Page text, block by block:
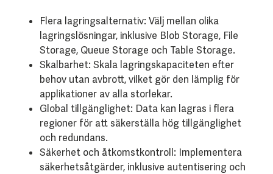
Flera lagringsalternativ: Välj mellan olika
lagringslösningar, inklusive Blob Storage, File
Storage, Queue Storage och Table Storage.
Skalbarhet: Skala lagringskapaciteten efter
behov utan avbrott, vilket gör den lämplig för
applikationer av alla storlekar.
Global tillgänglighet: Data kan lagras i flera
regioner för att säkerställa hög tillgänglighet
och redundans.
Säkerhet och åtkomstkontroll: Implementera
säkerhetsåtgärder, inklusive autentisering och